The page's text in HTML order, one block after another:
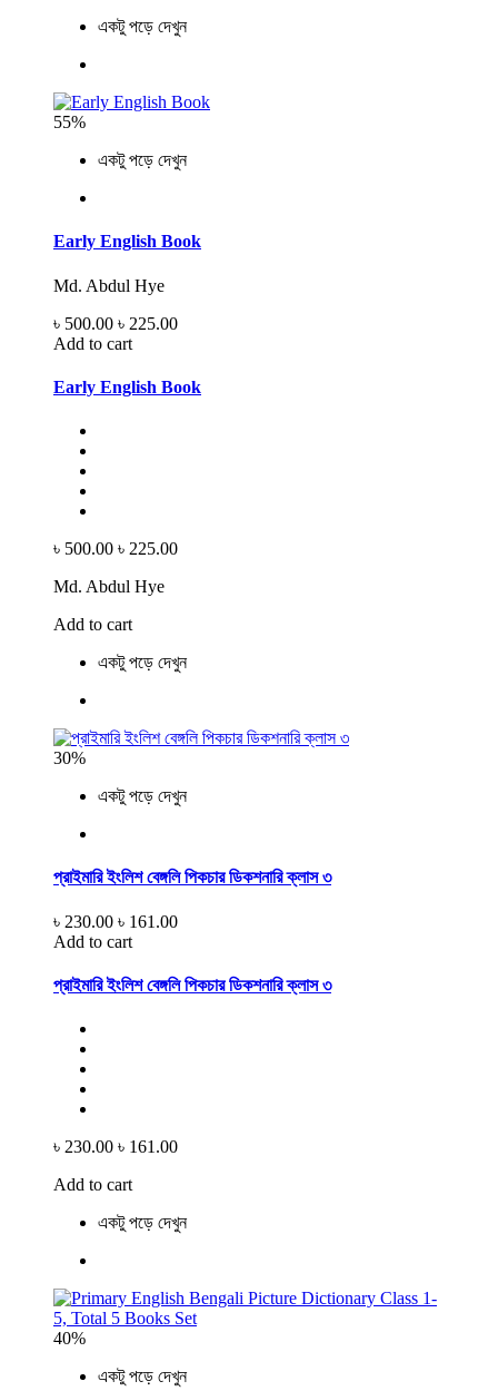
একটু পড়ে দেখুন
55%
একটু পড়ে দেখুন
Early English Book
Md. Abdul Hye
৳ 500.00 ৳ 225.00
Add to cart
Early English Book
৳ 500.00 ৳ 225.00
Md. Abdul Hye
Add to cart
একটু পড়ে দেখুন
30%
একটু পড়ে দেখুন
প্রাইমারি ইংলিশ বেঙ্গলি পিকচার ডিকশনারি ক্লাস ৩
৳ 230.00 ৳ 161.00
Add to cart
প্রাইমারি ইংলিশ বেঙ্গলি পিকচার ডিকশনারি ক্লাস ৩
৳ 230.00 ৳ 161.00
Add to cart
একটু পড়ে দেখুন
40%
একটু পড়ে দেখুন